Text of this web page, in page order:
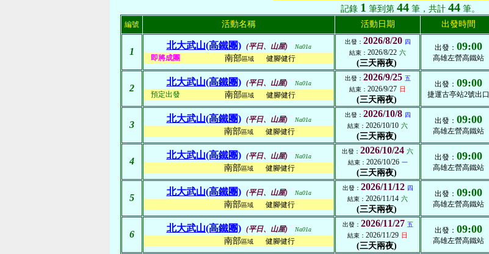
記錄 1 筆到第 44 筆，共計 44 筆。
編號 活動名稱 活動日期 出發時間
1
北大武山(高鐵團) (平日、山屋) Na01a
即將成團 南部區域 健腳健行
出發： 2026/8/20 四
結束： 2026/8/22 六
(三天兩夜)
出發： 09:00
高雄左營高鐵站
2
北大武山(高鐵團) (平日、山屋) Na01a
預定出發 南部區域 健腳健行
出發： 2026/9/25 五
結束： 2026/9/27 日
(三天兩夜)
出發： 09:00
捷運古亭站2號出口
3
北大武山(高鐵團) (平日、山屋) Na01a
南部區域 健腳健行
出發： 2026/10/8 四
結束： 2026/10/10 六
(三天兩夜)
出發： 09:00
高雄左營高鐵站
4
北大武山(高鐵團) (平日、山屋) Na01a
南部區域 健腳健行
出發： 2026/10/24 六
結束： 2026/10/26 一
(三天兩夜)
出發： 09:00
高雄左營高鐵站
5
北大武山(高鐵團) (平日、山屋) Na01a
南部區域 健腳健行
出發： 2026/11/12 四
結束： 2026/11/14 六
(三天兩夜)
出發： 09:00
高雄左營高鐵站
6
北大武山(高鐵團) (平日、山屋) Na01a
南部區域 健腳健行
出發： 2026/11/27 五
結束： 2026/11/29 日
(三天兩夜)
出發： 09:00
高雄左營高鐵站